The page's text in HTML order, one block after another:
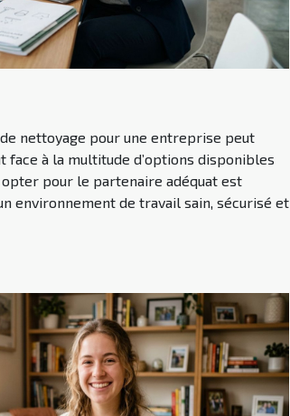
nettoyage pour une entreprise peut
à la multitude d’options disponibles
pour le partenaire adéquat est
environnement de travail sain, sécurisé et